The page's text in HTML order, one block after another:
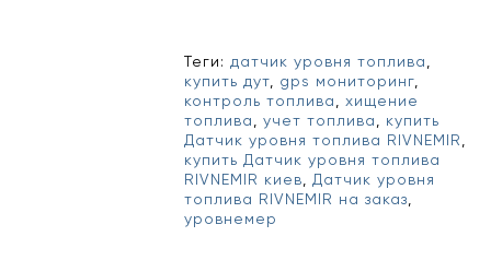
Теги: датчик уровня топлива ,
купить дут, gps мониторинг,
контроль топлива , хищение
топлива , учет топлива , купить
Датчик уровня топлива RIVNEMIR ,
купить Датчик уровня топлива
RIVNEMIR киев, Датчик уровня
топлива RIVNEMIR на заказ,
уровнемер